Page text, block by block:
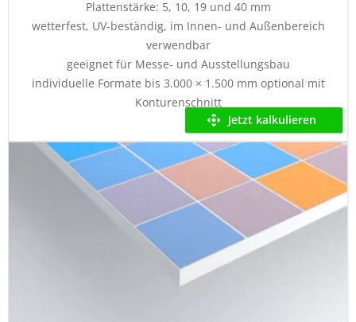
Plattenstärke: 5, 10, 19 und 40 mm
wetterfest, UV-beständig, im Innen- und Außenbereich
verwendbar
geeignet für Messe- und Ausstellungsbau
individuelle Formate bis 3.000 × 1.500 mm optional mit
Konturenschnitt
Jetzt kalkulieren